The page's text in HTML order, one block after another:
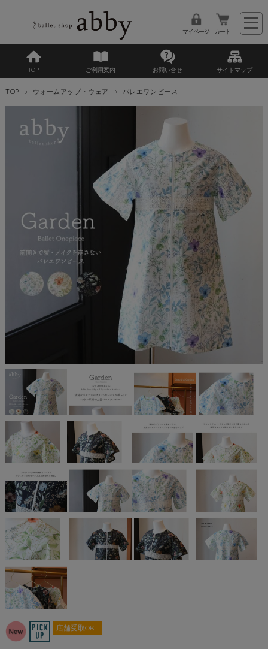
マイページ カート
TOP ご利用案内 お問い合せ サイトマップ
TOP ウォームアップ・ウェア バレエワンピース
店舗受取OK